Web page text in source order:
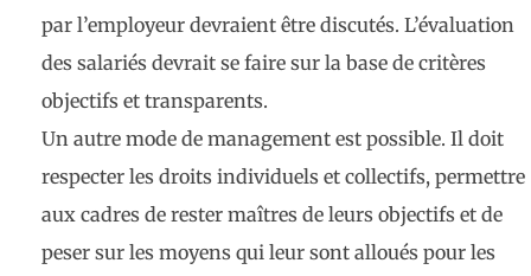
par l’employeur devraient être discutés. L’évaluation
des salariés devrait se faire sur la base de critères
objectifs et transparents.
Un autre mode de management est possible. Il doit
respecter les droits individuels et collectifs, permettre
aux cadres de rester maîtres de leurs objectifs et de
peser sur les moyens qui leur sont alloués pour les